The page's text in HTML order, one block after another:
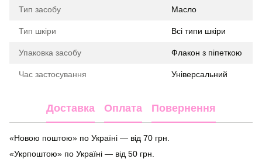
Тип засобу Масло
Тип шкіри Всі типи шкіри
Упаковка засобу Флакон з піпеткою
Час застосування Універсальний
Доставка Оплата Повернення
«Новою поштою» по Україні — від 70 грн.
«Укрпоштою» по Україні — від 50 грн.